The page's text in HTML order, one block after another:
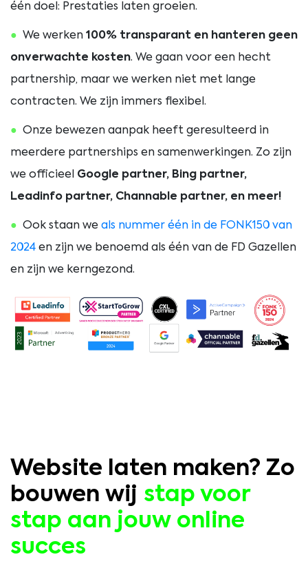
één doel: Prestaties laten groeien.
We werken 100% transparant en hanteren geen
onverwachte kosten. We gaan voor een hecht
partnership, maar we werken niet met lange
contracten. We zijn immers flexibel.
Onze bewezen aanpak heeft geresulteerd in
meerdere partnerships en samenwerkingen. Zo zijn
we officieel Google partner, Bing partner,
Leadinfo partner, Channable partner, en meer!
Ook staan we als nummer één in de FONK150 van
2024 en zijn we benoemd als één van de FD Gazellen
en zijn we kerngezond.
Website laten maken? Zo
bouwen wij stap voor
stap aan jouw online
succes